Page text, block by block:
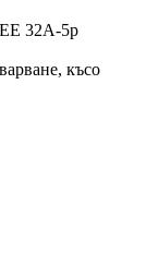
32A-5p
късо